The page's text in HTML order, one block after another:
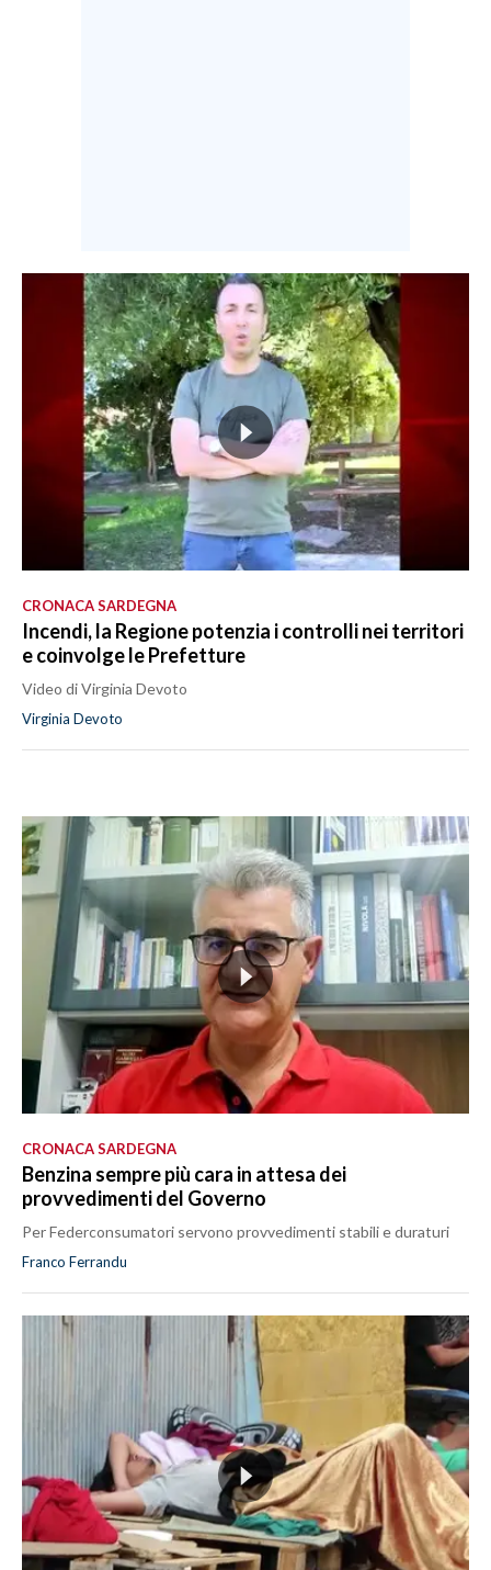
CRONACA SARDEGNA
Incendi, la Regione potenzia i controlli nei territori
e coinvolge le Prefetture
Video di Virginia Devoto
Virginia Devoto
CRONACA SARDEGNA
Benzina sempre più cara in attesa dei
provvedimenti del Governo
Per Federconsumatori servono provvedimenti stabili e duraturi
Franco Ferrandu